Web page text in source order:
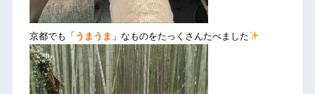
京都でも「 うまうま 」なものをたっくさんたべました